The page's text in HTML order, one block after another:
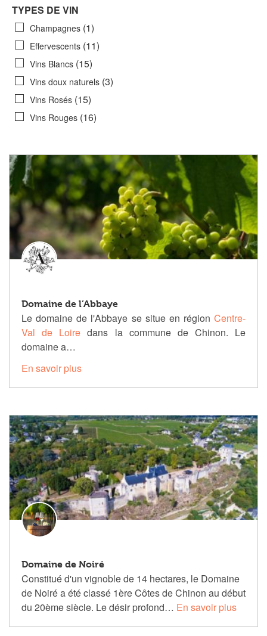
TYPES DE VIN
Champagnes (1)
Effervescents (11)
Vins Blancs (15)
Vins doux naturels (3)
Vins Rosés (15)
Vins Rouges (16)
Domaine de l’Abbaye
Le domaine de l'Abbaye se situe en région Centre-
Val de Loire dans la commune de Chinon. Le
domaine a…
En savoir plus
Domaine de Noiré
Constitué d'un vignoble de 14 hectares, le Domaine
de Noiré a été classé 1ère Côtes de Chinon au début
du 20ème siècle. Le désir profond… En savoir plus